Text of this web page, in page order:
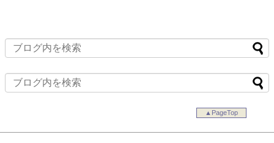
▲PageTop